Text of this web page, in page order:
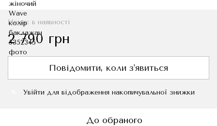
Немає в наявності
2 790 грн
Повідомити, коли з'явиться
Увійти для відображення накопичувальної знижки
До обраного